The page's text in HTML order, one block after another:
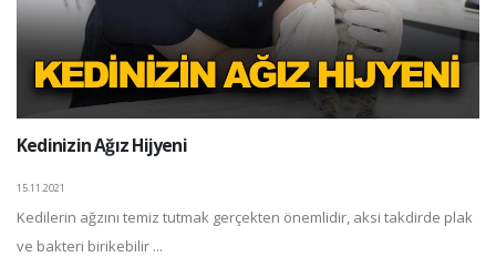
Kedinizin Ağız Hijyeni
15.11.2021
Kedilerin ağzını temiz tutmak gerçekten önemlidir, aksi takdirde plak
ve bakteri birikebilir ...